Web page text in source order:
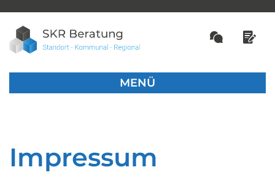
MENÜ
Impressum